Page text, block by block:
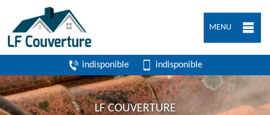
MENU
indisponible indisponible
LF COUVERTURE